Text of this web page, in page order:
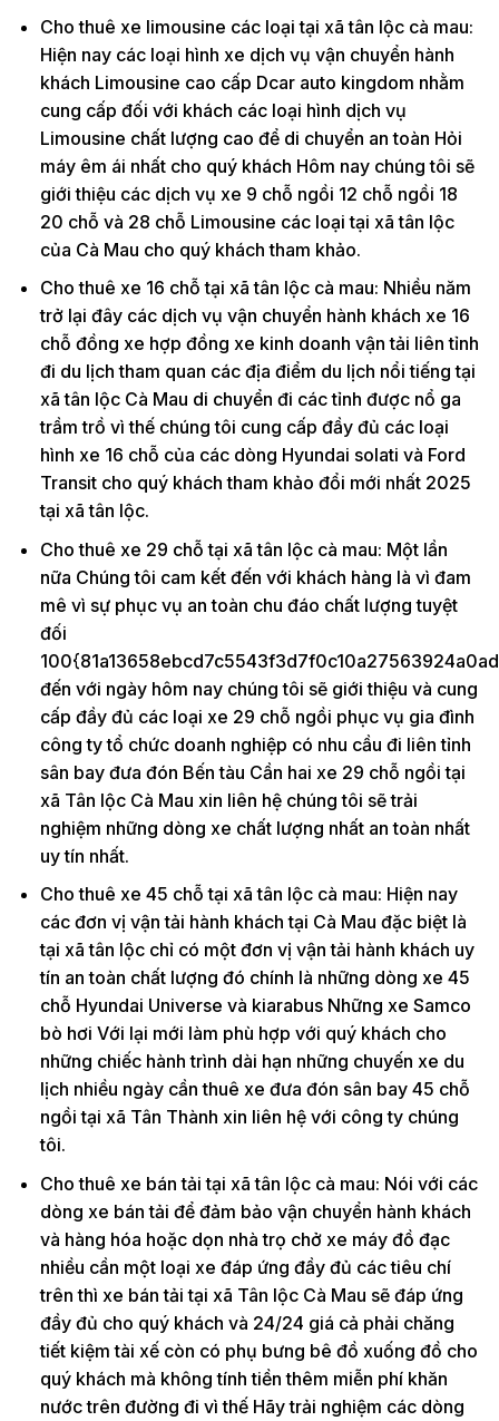
Cho thuê xe limousine các loại tại xã tân lộc cà mau:
Hiện nay các loại hình xe dịch vụ vận chuyển hành
khách Limousine cao cấp Dcar auto kingdom nhằm
cung cấp đối với khách các loại hình dịch vụ
Limousine chất lượng cao để di chuyển an toàn Hỏi
máy êm ái nhất cho quý khách Hôm nay chúng tôi sẽ
giới thiệu các dịch vụ xe 9 chỗ ngồi 12 chỗ ngồi 18
20 chỗ và 28 chỗ Limousine các loại tại xã tân lộc
của Cà Mau cho quý khách tham khảo.
Cho thuê xe 16 chỗ tại xã tân lộc cà mau: Nhiều năm
trở lại đây các dịch vụ vận chuyển hành khách xe 16
chỗ đồng xe hợp đồng xe kinh doanh vận tải liên tỉnh
đi du lịch tham quan các địa điểm du lịch nổi tiếng tại
xã tân lộc Cà Mau di chuyển đi các tỉnh được nổ ga
trầm trồ vì thế chúng tôi cung cấp đầy đủ các loại
hình xe 16 chỗ của các dòng Hyundai solati và Ford
Transit cho quý khách tham khảo đổi mới nhất 2025
tại xã tân lộc.
Cho thuê xe 29 chỗ tại xã tân lộc cà mau: Một lần
nữa Chúng tôi cam kết đến với khách hàng là vì đam
mê vì sự phục vụ an toàn chu đáo chất lượng tuyệt
đối
đến với ngày hôm nay chúng tôi sẽ giới thiệu và cung
cấp đầy đủ các loại xe 29 chỗ ngồi phục vụ gia đình
công ty tổ chức doanh nghiệp có nhu cầu đi liên tỉnh
sân bay đưa đón Bến tàu Cần hai xe 29 chỗ ngồi tại
xã Tân lộc Cà Mau xin liên hệ chúng tôi sẽ trải
nghiệm những dòng xe chất lượng nhất an toàn nhất
uy tín nhất.
Cho thuê xe 45 chỗ tại xã tân lộc cà mau: Hiện nay
các đơn vị vận tải hành khách tại Cà Mau đặc biệt là
tại xã tân lộc chỉ có một đơn vị vận tải hành khách uy
tín an toàn chất lượng đó chính là những dòng xe 45
chỗ Hyundai Universe và kiarabus Những xe Samco
bò hơi Với lại mới làm phù hợp với quý khách cho
những chiếc hành trình dài hạn những chuyến xe du
lịch nhiều ngày cần thuê xe đưa đón sân bay 45 chỗ
ngồi tại xã Tân Thành xin liên hệ với công ty chúng
tôi.
Cho thuê xe bán tải tại xã tân lộc cà mau: Nói với các
dòng xe bán tải để đảm bảo vận chuyển hành khách
và hàng hóa hoặc dọn nhà trọ chở xe máy đồ đạc
nhiều cần một loại xe đáp ứng đầy đủ các tiêu chí
trên thì xe bán tải tại xã Tân lộc Cà Mau sẽ đáp ứng
đầy đủ cho quý khách và 24/24 giá cả phải chăng
tiết kiệm tài xế còn có phụ bưng bê đồ xuống đồ cho
quý khách mà không tính tiền thêm miễn phí khăn
nước trên đường đi vì thế Hãy trải nghiệm các dòng